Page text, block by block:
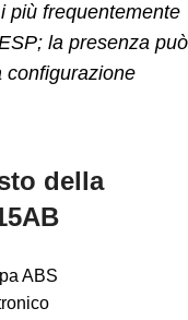
più frequentemente
la presenza può
configurazione
della
ABS